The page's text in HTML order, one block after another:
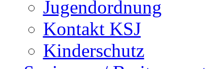
Jugendordnung
Kontakt KSJ
Kinderschutz